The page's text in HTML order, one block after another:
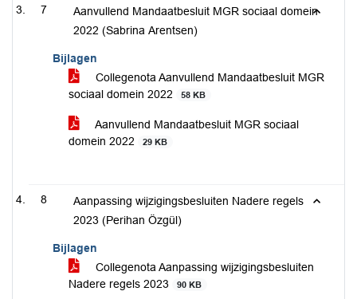
7
Aanvullend Mandaatbesluit MGR sociaal domein
2022 (Sabrina Arentsen)
Bijlagen
Collegenota Aanvullend Mandaatbesluit MGR
sociaal domein 2022
58 KB
Aanvullend Mandaatbesluit MGR sociaal
domein 2022
29 KB
8
Aanpassing wijzigingsbesluiten Nadere regels
2023 (Perihan Özgül)
Bijlagen
Collegenota Aanpassing wijzigingsbesluiten
Nadere regels 2023
90 KB